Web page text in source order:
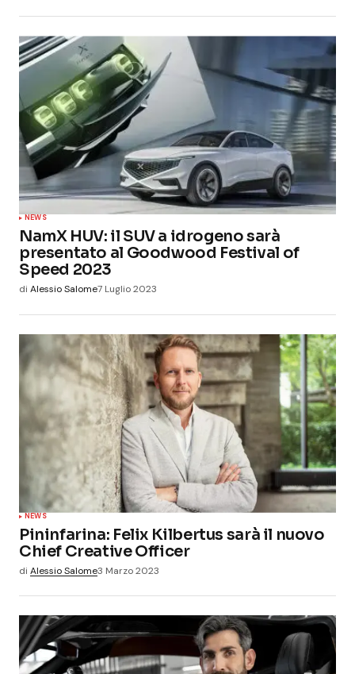
NEWS
NamX HUV: il SUV a idrogeno sarà
presentato al Goodwood Festival of
Speed 2023
di Alessio Salome7 Luglio 2023
NEWS
Pininfarina: Felix Kilbertus sarà il nuovo
Chief Creative Officer
di Alessio Salome3 Marzo 2023